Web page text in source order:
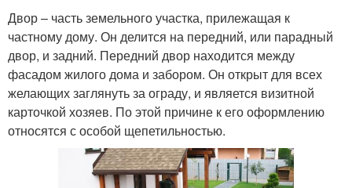
Двор – часть земельного участка, прилежащая к
частному дому. Он делится на передний, или парадный
двор, и задний. Передний двор находится между
фасадом жилого дома и забором. Он открыт для всех
желающих заглянуть за ограду, и является визитной
карточкой хозяев. По этой причине к его оформлению
относятся с особой щепетильностью.